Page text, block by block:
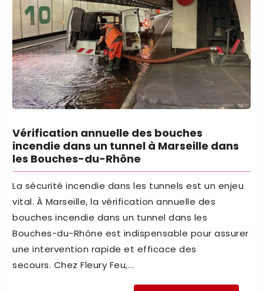
Vérification annuelle des bouches
incendie dans un tunnel à Marseille dans
les Bouches-du-Rhône
La sécurité incendie dans les tunnels est un enjeu
vital. À Marseille, la vérification annuelle des
bouches incendie dans un tunnel dans les
Bouches-du-Rhône est indispensable pour assurer
une intervention rapide et efficace des
secours. Chez Fleury Feu,...